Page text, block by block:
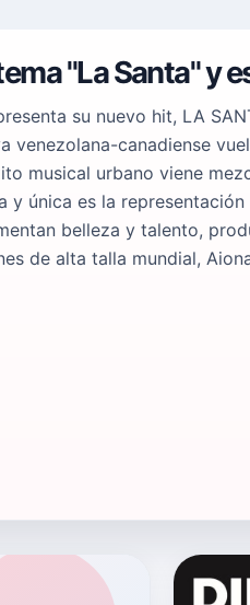
"La Santa" y
su nuevo hit, LA
venezolana-canadiense
musical urbano viene
única es la representación
belleza y talento,
de alta talla mundial,